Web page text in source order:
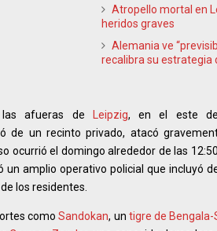
Atropello mortal en
heridos graves
Alemania ve
recalibra su estrategia
las afueras de Leipzig, en el este
de un recinto privado, atacó
ocurrió el domingo alrededor de las
un amplio operativo policial que incluyó
los residentes.
comoSandokan, un tigre de Bengala-